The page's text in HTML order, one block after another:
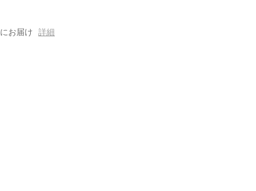
にお届け 詳細